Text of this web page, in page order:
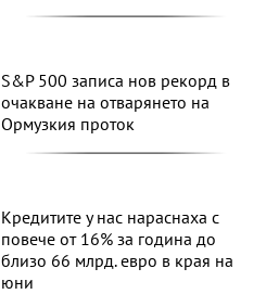
S&P 500 записа нов рекорд в
очакване на отварянето на
Ормузкия проток
Кредитите у нас нараснаха с
повече от 16% за година до
близо 66 млрд. евро в края на
юни